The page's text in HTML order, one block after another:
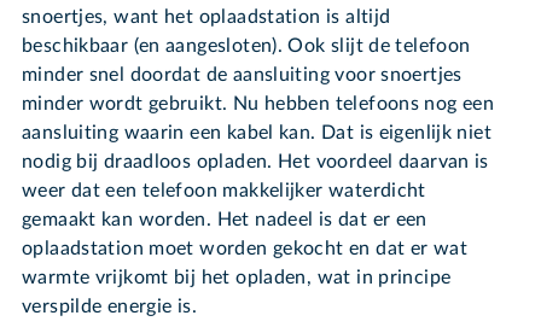
snoertjes, want het oplaadstation is altijd
beschikbaar (en aangesloten). Ook slijt de telefoon
minder snel doordat de aansluiting voor snoertjes
minder wordt gebruikt. Nu hebben telefoons nog een
aansluiting waarin een kabel kan. Dat is eigenlijk niet
nodig bij draadloos opladen. Het voordeel daarvan is
weer dat een telefoon makkelijker waterdicht
gemaakt kan worden. Het nadeel is dat er een
oplaadstation moet worden gekocht en dat er wat
warmte vrijkomt bij het opladen, wat in principe
verspilde energie is.